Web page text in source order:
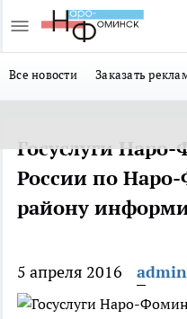
Все новости Заказать
Госуслуги
России по
району
5 апреля 2016